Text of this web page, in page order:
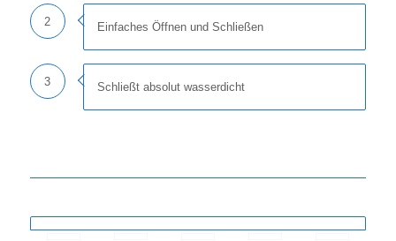
2 Einfaches Öffnen und Schließen
3 Schließt absolut wasserdicht